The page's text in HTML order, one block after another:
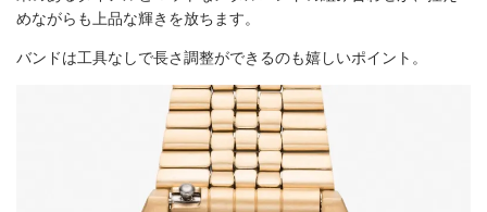
めながらも上品な輝きを放ちます。
バンドは工具なしで長さ調整ができるのも嬉しいポイント。